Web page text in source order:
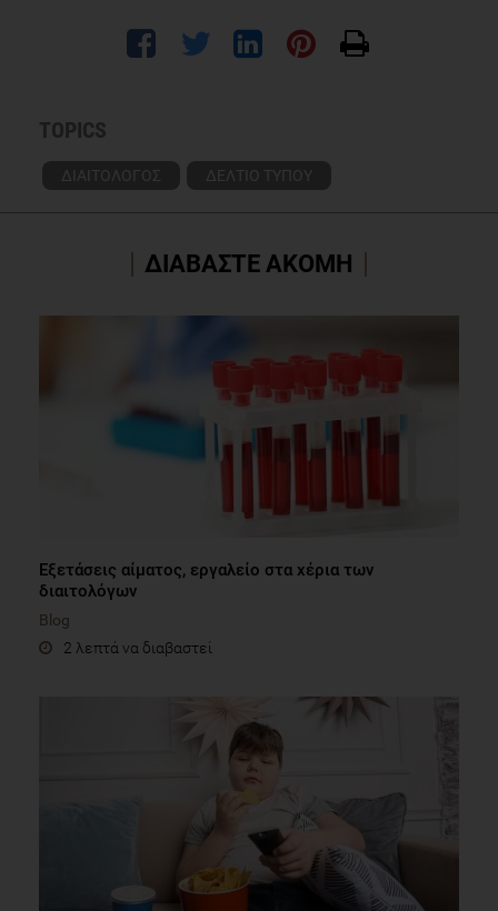
TOPICS
ΔΙΑΙΤΟΛΟΓΟΣ ΔΕΛΤΙΟ ΤΥΠΟΥ
ΔΙΑΒΑΣΤΕ ΑΚΟΜΗ
Εξετάσεις αίματος, εργαλείο στα χέρια των
διαιτολόγων
Blog
2 λεπτά να διαβαστεί